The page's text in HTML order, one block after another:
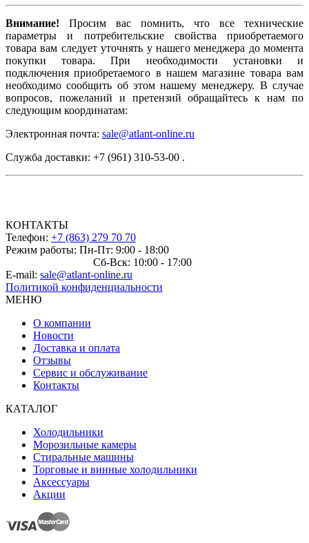
Внимание! Просим вас помнить, что все технические
параметры и потребительские свойства приобретаемого
товара вам следует уточнять у нашего менеджера до момента
покупки товара. При необходимости установки и
подключения приобретаемого в нашем магазине товара вам
необходимо сообщить об этом нашему менеджеру. В случае
вопросов, пожеланий и претензий обращайтесь к нам по
следующим координатам:
Электронная почта: sale@atlant-online.ru
Служба доставки: +7 (961) 310-53-00 .
КОНТАКТЫ
Телефон: +7 (863) 279 70 70
Режим работы: Пн-Пт: 9:00 - 18:00
Сб-Вск: 10:00 - 17:00
E-mail: sale@atlant-online.ru
Политикой конфиденциальности
МЕНЮ
О компании
Новости
Доставка и оплата
Отзывы
Сервис и обслуживание
Контакты
КАТАЛОГ
Холодильники
Морозильные камеры
Стиральные машины
Торговые и винные холодильники
Аксессуары
Акции